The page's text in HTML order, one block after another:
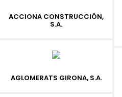
ACCIONA CONSTRUCCIÓN,
S.A.
AGLOMERATS GIRONA, S.A.